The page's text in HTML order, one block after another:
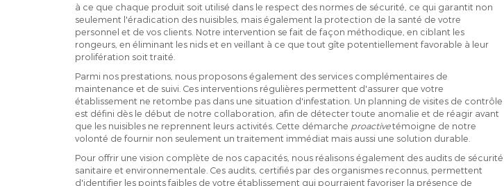
à ce que chaque produit soit utilisé dans le respect des normes de sécurité, ce qui garantit non
seulement l'éradication des nuisibles, mais également la protection de la santé de votre
personnel et de vos clients. Notre intervention se fait de façon méthodique, en ciblant les
rongeurs, en éliminant les nids et en veillant à ce que tout gîte potentiellement favorable à leur
prolifération soit traité.
Parmi nos prestations, nous proposons également des services complémentaires de
maintenance et de suivi. Ces interventions régulières permettent d'assurer que votre
établissement ne retombe pas dans une situation d'infestation. Un planning de visites de contrôle
est défini dès le début de notre collaboration, afin de détecter toute anomalie et de réagir avant
que les nuisibles ne reprennent leurs activités. Cette démarche proactivetémoigne de notre
volonté de fournir non seulement un traitement immédiat mais aussi une solution durable.
Pour offrir une vision complète de nos capacités, nous réalisons également des audits de sécurité
sanitaire et environnementale. Ces audits, certifiés par des organismes reconnus, permettent
d'identifier les points faibles de votre établissement qui pourraient favoriser la présence de